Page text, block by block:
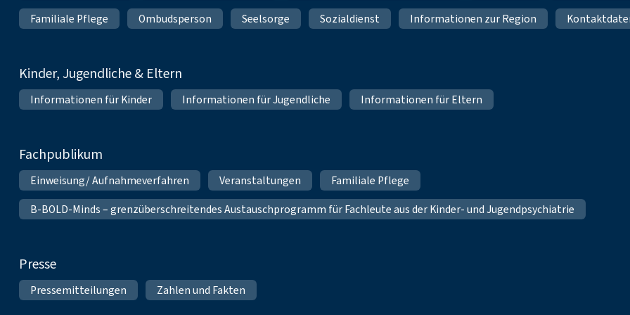
Familiale Pflege
Ombudsperson Seelsorge Sozialdienst Informationen zur Region
Kinder, Jugendliche & Eltern
Informationen für Kinder Informationen für Jugendliche Informationen für Eltern
Fachpublikum
Einweisung/ Aufnahmeverfahren Veranstaltungen
Familiale Pflege
B-BOLD-Minds – grenzüberschreitendes Austauschprogramm für Fachleute aus der Kinder- und Jugendpsychiatrie
Presse
Pressemitteilungen Zahlen und Fakten